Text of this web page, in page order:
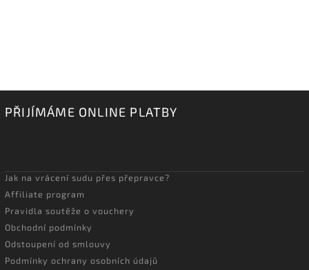
PŘIJÍMÁME ONLINE PLATBY
Jak na vrácení sudu přes přepravce?
Affiliate program
Pravidla soutěže o vouchery
Obchodní podmínky
Odstoupení od smlouvy
Podmínky ochrany osobních údajů